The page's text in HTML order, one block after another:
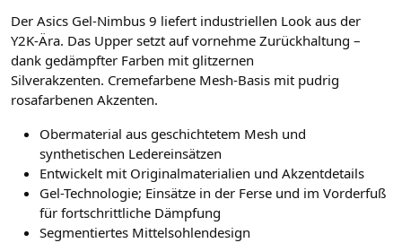
Der Asics Gel-Nimbus 9 liefert industriellen Look aus der
Y2K-Ära. Das Upper setzt auf vornehme Zurückhaltung –
dank gedämpfter Farben mit glitzernen
Silverakzenten. Cremefarbene Mesh-Basis mit pudrig
rosafarbenen Akzenten.
Obermaterial aus geschichtetem Mesh und
synthetischen Ledereinsätzen
Entwickelt mit Originalmaterialien und Akzentdetails
Gel-Technologie; Einsätze in der Ferse und im Vorderfuß
für fortschrittliche Dämpfung
Segmentiertes Mittelsohlendesign